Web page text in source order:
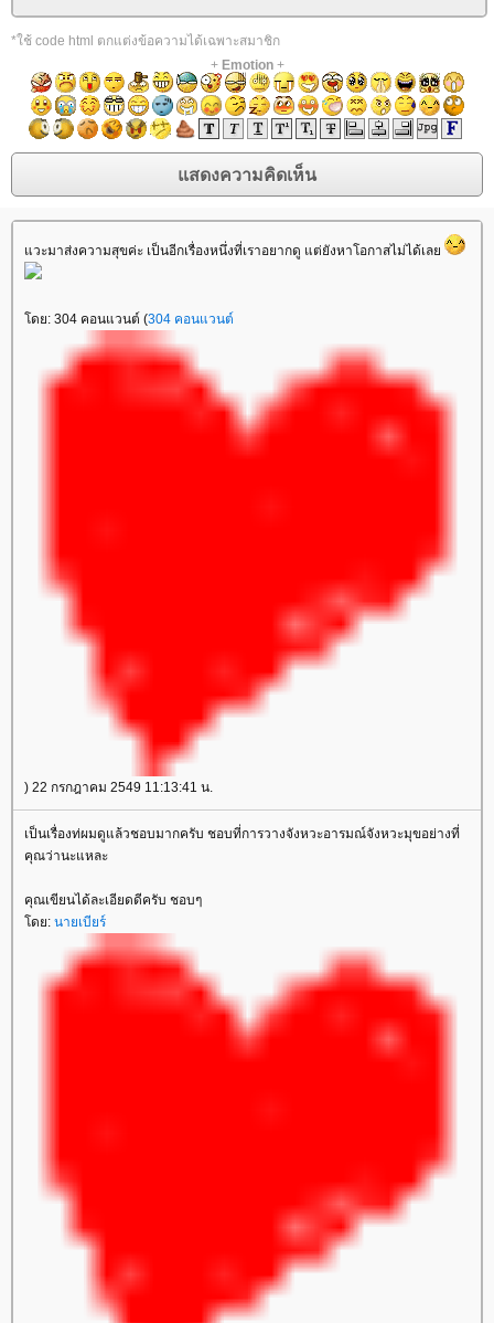
*ใช้ code html ตกแต่งข้อความได้เฉพาะสมาชิก
+ Emotion+
วะมาส่งความสุขค่ะ เป็นอีกเรื่องหนึ่งที่เราอยากดู แต่ยังหาโอกาสไม่ได้เล
ดย: 304 คอนแวนต์ (304 คอนแวนต์
) 22 กรกฎาคม 2549 11:13:41 น.
เป็นเรื่องท่ผมดูแล้วชอบมากครับ ชอบที่การวางจังหวะอารมณ์จังหวะมุขอย่างที่
คุณว่านะแหละ
คุณเขียนได้ละเอียดดีครับ ชอบๆ
ดย: นายเบียร์